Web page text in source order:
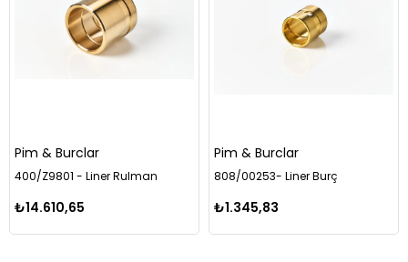
Pim & Burclar
400/Z9801 - Liner Rulman
₺14.610,65
Pim & Burclar
808/00253- Liner Burç
₺1.345,83